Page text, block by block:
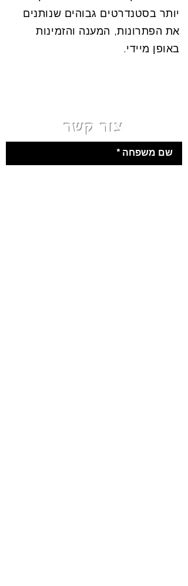
יותר בסטנדרטים גבוהים שנותנים
את הפתרונות, המענה והזמינות
באופן מיידי.
צור קשר
שם משפחה